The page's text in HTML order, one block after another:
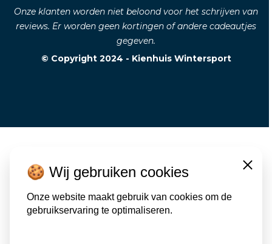
Onze klanten worden niet beloond voor het schrijven van
reviews. Er worden geen kortingen of andere cadeautjes
gegeven.
© Copyright 2024 - Kienhuis Wintersport
🍪 Wij gebruiken cookies
Onze website maakt gebruik van cookies om de
gebruikservaring te optimaliseren.
Close